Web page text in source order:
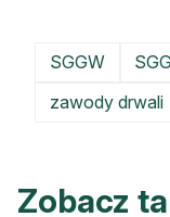
O nas
SGGW
zawody drwali
Zobacz